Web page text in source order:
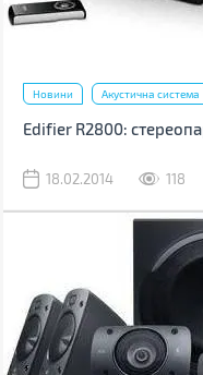
Новини Акустична система
Edifier R2800:
18.02.2014 118